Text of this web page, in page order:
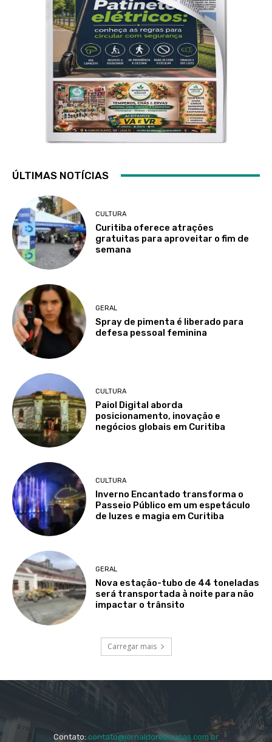
ÚLTIMAS NOTÍCIAS
CULTURA
Curitiba oferece atrações
gratuitas para aproveitar o fim de
semana
GERAL
Spray de pimenta é liberado para
defesa pessoal feminina
CULTURA
Paiol Digital aborda
posicionamento, inovação e
negócios globais em Curitiba
CULTURA
Inverno Encantado transforma o
Passeio Público em um espetáculo
de luzes e magia em Curitiba
GERAL
Nova estação-tubo de 44 toneladas
será transportada à noite para não
impactar o trânsito
Carregar mais
Contato: contato@jornaldoreboucas.com.br